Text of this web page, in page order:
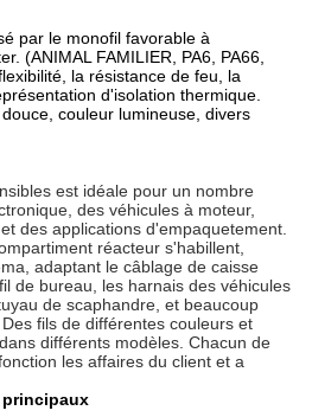
par le monofil favorable à
(ANIMAL FAMILIER, PA6, PA66,
la résistance de feu, la
d'isolation thermique.
couleur lumineuse, divers
est idéale pour un nombre
des véhicules à moteur,
des applications d'empaquetement.
réacteur s'habillent,
adaptant le câblage de caisse
de bureau, les harnais des véhicules
de scaphandre, et beaucoup
fils de différentes couleurs et
différents modèles. Chacun de
les affaires du client et a